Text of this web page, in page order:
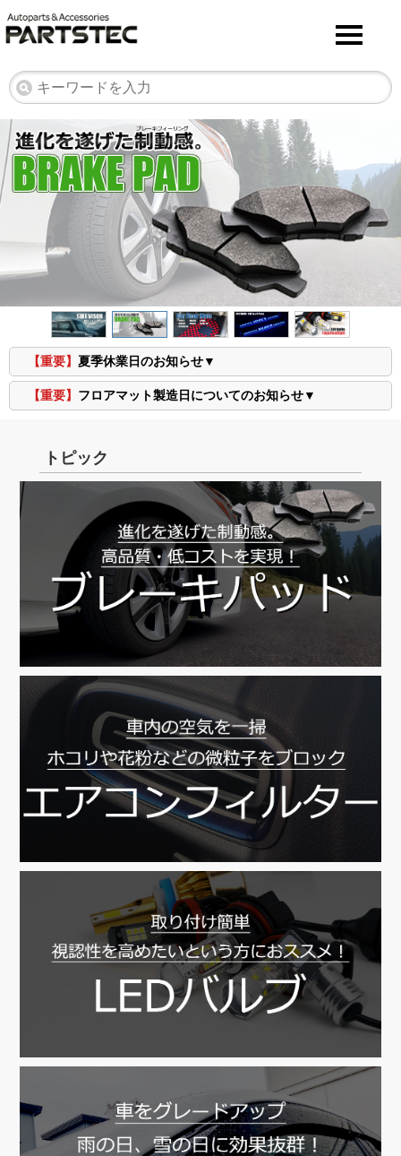
【重要】 夏季休業日のお知らせ▼
8/13 ～ 8/16
8/17より順次対応
【重要】 フロアマット製造日についてのお知らせ▼
8/17より順次対応
※休業前発送に関しまして、8月4日(木)15時までに
ご入金の確認が取れた分まで
トピック